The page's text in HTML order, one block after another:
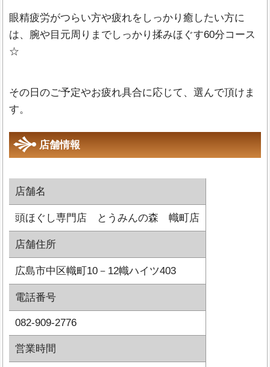
眼精疲労がつらい方や疲れをしっかり癒したい方に
は、腕や目元周りまでしっかり揉みほぐす60分コース
☆
その日のご予定やお疲れ具合に応じて、選んで頂けま
す。
店舗情報
店舗名
頭ほぐし専門店 とうみんの森 幟町店
店舗住所
広島市中区幟町10－12幟ハイツ403
電話番号
082-909-2776
営業時間